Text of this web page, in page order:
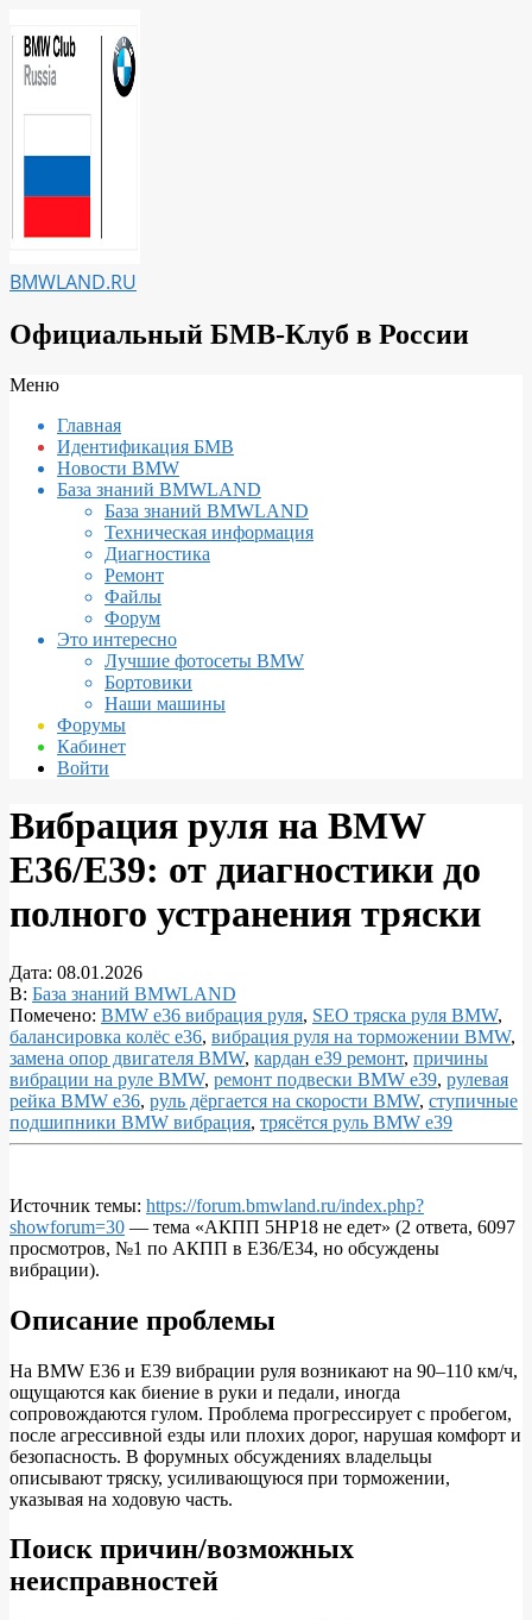
к
содержимому
BMWLAND.RU
Официальный БМВ-Клуб в России
Вторичное
навигации
Меню
Главная
Идентификация БМВ
Новости BMW
База знаний BMWLAND
База знаний BMWLAND
Техническая информация
Диагностика
Ремонт
Файлы
Форум
Это интересно
Лучшие фотосеты BMW
Бортовики
Наши машины
Форумы
Кабинет
Войти
Вибрация руля на BMW
E36/E39: от диагностики до
полного устранения тряски
Дата: 08.01.2026
В: База знаний BMWLAND
Помечено: BMW e36 вибрация руля, SEO тряска руля BMW,
балансировка колёс e36, вибрация руля на торможении BMW,
замена опор двигателя BMW, кардан e39 ремонт, причины
вибрации на руле BMW, ремонт подвески BMW e39, рулевая
рейка BMW e36, руль дёргается на скорости BMW, ступичные
подшипники BMW вибрация, трясётся руль BMW e39
Вибрация
руля
BMW
E36/E39:
от
диагностики
до
полного
тряски
Источник темы: https://forum.bmwland.ru/index.php?
showforum=30 — тема «АКПП 5HP18 не едет» (2 ответа, 6097
просмотров, №1 по АКПП в E36/E34, но обсуждены
вибрации).
Описание проблемы
На BMW E36 и E39 вибрации руля возникают на 90–110 км/ч,
ощущаются как биение в руки и педали, иногда
сопровождаются гулом. Проблема прогрессирует с пробегом,
после агрессивной езды или плохих дорог, нарушая комфорт и
безопасность. В форумных обсуждениях владельцы
описывают тряску, усиливающуюся при торможении,
указывая на ходовую часть.
Поиск причин/возможных
неисправностей